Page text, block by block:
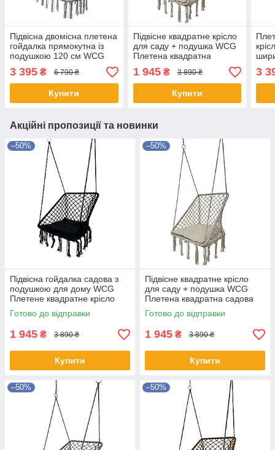
Підвісна двомісна плетена
гойдалка прямокутна із
подушкою 120 см WCG
Білий
3 395 ₴ 6 790 ₴
Купити
Підвісне квадратне крісло
для саду + подушка WCG
Плетена квадратна
подушкою Білий
1 945₴ 3 890 ₴
Купити
3
Акційні пропозиції та новинки
–50%
Підвісна гойдалка садова з
подушкою для дому WCG
Плетене квадратне крісло
підвісне садове + подушка
Чорний
Готово до відправки
1 945 ₴ 3 890 ₴
Купити
–50%
Підвісне квадратне крісло
для саду + подушка WCG
Плетена квадратна садова
гойдалка із подушкою Білий
Готово до відправки
1 945 ₴ 3 890 ₴
Купити
–50% –50%